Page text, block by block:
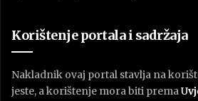
Korištenje portala i sadržaja
Nakladnik ovaj portal stavlja na
jeste, a korištenje mora biti prema U